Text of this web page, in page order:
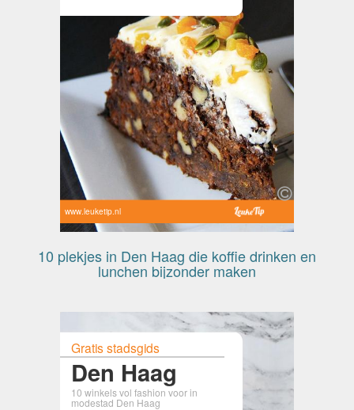
www.leuketip.nl
10 plekjes in Den Haag die koffie drinken en
lunchen bijzonder maken
Gratis stadsgids
Den Haag
10 winkels vol fashion voor in
modestad Den Haag